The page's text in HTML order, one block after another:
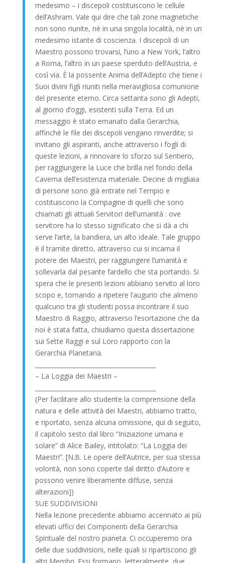
medesimo – i discepoli costituiscono le cellule
dell’Ashram. Vale qui dire che tali zone magnetiche
non sono riunite, nè in una singola località, nè in un
medesimo istante di coscienza. I discepoli di un
Maestro possono trovarsi, l’uno a New York, l’altro
a Roma, l’altro in un paese sperduto dell’Austria, e
così via. È la possente Anima dell’Adepto che tiene i
Suoi divini figli riuniti nella meravigliosa comunione
del presente eterno. Circa settanta sono gli Adepti,
al giorno d’oggi, esistenti sulla Terra. Ed un
messaggio è stato emanato dalla Gerarchia,
affinchè le file dei discepoli vengano rinverdite; si
invitano gli aspiranti, anche attraverso i fogli di
queste lezioni, a rinnovare lo sforzo sul Sentiero,
per raggiungere la Luce che brilla nel fondo della
Caverna dell’esistenza materiale. Decine di migliaia
di persone sono già entrate nel Tempio e
costituiscono la Compagine di quelli che sono
chiamati gli attuali Servitori dell’umanità : ove
servitore ha lo stesso significato che si dà a chi
serve l’arte, la bandiera, un alto ideale. Tale gruppo
è il tramite diretto, attraverso cui si incarna il
potere dei Maestri, per raggiungere l’umanità e
sollevarla dal pesante fardello che sta portando. Si
spera che le presenti lezioni abbiano servito al loro
scopo e, tornando a ripetere l’augurio che almeno
qualcuno tra gli studenti possa incontrare il suo
Maestro di Raggio, attraverso l’esortazione che da
noi è stata fatta, chiudiamo questa dissertazione
sui Sette Raggi e sul Loro rapporto con la
Gerarchia Planetaria.
– La Loggia dei Maestri –
(Per facilitare allo studente la comprensione della
natura e delle attività dei Maestri, abbiamo tratto,
e riportato, senza alcuna omissione, qui di seguito,
il capitolo sesto dal libro “Iniziazione umana e
solare” di Alice Bailey, intitolato: “La Loggia dei
Maestri”. [N.B. Le opere dell’Autrice, per sua stessa
volontà, non sono coperte dal diritto d’Autore e
possono venire liberamente diffuse, senza
alterazioni])
SUE SUDDIVISIONI
Nella lezione precedente abbiamo accennato ai più
elevati uffici dei Componenti della Gerarchia
Spirituale del nostro pianeta. Ci occuperemo ora
delle due suddivisioni, nelle quali si ripartiscono gli